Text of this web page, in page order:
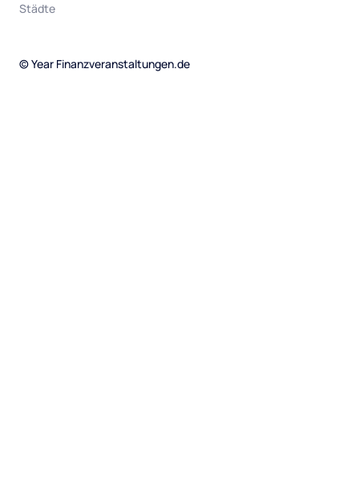
Städte
©Year Finanzveranstaltungen.de